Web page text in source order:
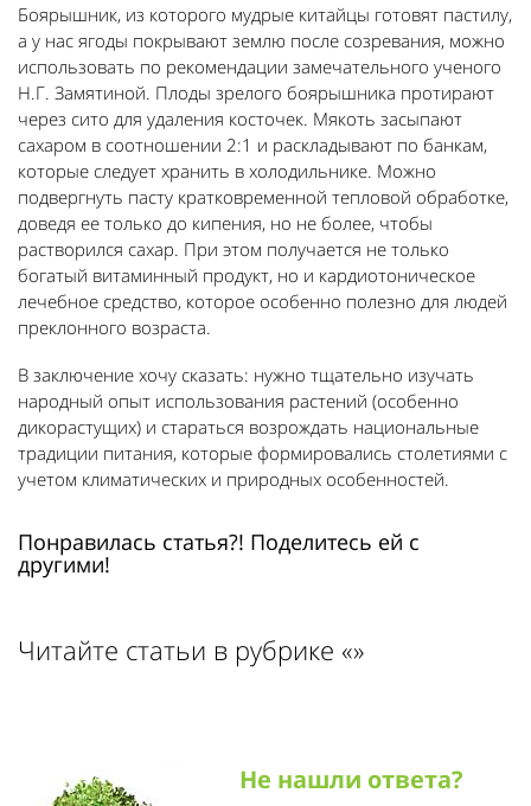
Боярышник, из которого мудрые китайцы готовят пастилу,
а у нас ягоды покрывают землю после созревания, можно
использовать по рекомендации замечательного ученого
Н.Г. Замятиной. Плоды зрелого боярышника протирают
через сито для удаления косточек. Мякоть засыпают
сахаром в соотношении 2:1 и раскладывают по банкам,
которые следует хранить в холодильнике. Можно
подвергнуть пасту кратковременной тепловой обработке,
доведя ее только до кипения, но не более, чтобы
растворился сахар. При этом получается не только
богатый витаминный продукт, но и кардиотоническое
лечебное средство, которое особенно полезно для людей
преклонного возраста.
В заключение хочу сказать: нужно тщательно изучать
народный опыт использования растений (особенно
дикорастущих) и стараться возрождать национальные
традиции питания, которые формировались столетиями с
учетом климатических и природных особенностей.
Понравилась статья?! Поделитесь ей с
другими!
Читайте статьи в рубрике «»
Не нашли ответа?